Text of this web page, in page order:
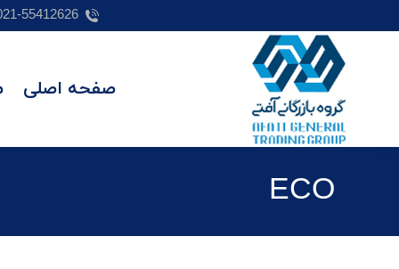
55412626
صفحه اصلی
ECO